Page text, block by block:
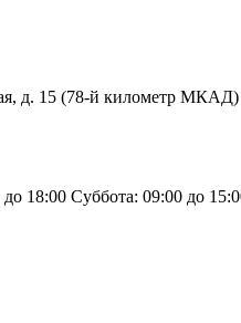
д. 15 (78-й километр МКАД)
18:00 Суббота: 09:00 до